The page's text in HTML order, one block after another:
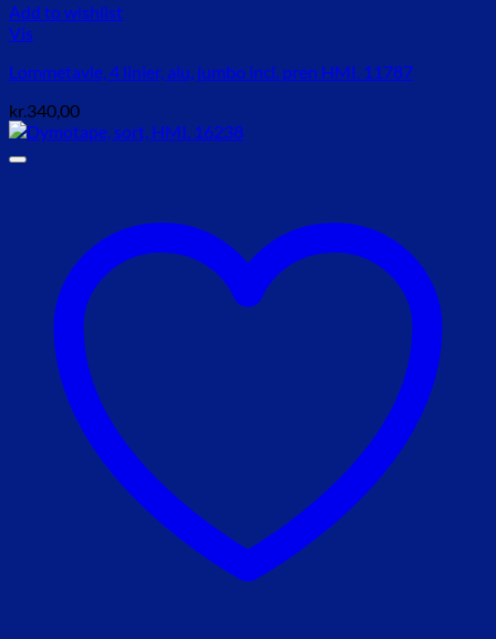
Add to wishlist
Vis
Lommetavle, 4 linier, alu, jumbo incl. pren HMI. 11787
kr.340,00